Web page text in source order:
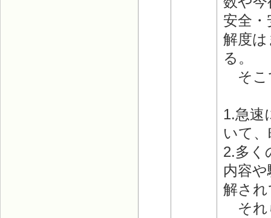
安全
解度
る。
そこ
1.急速
いて
2.多く
内容
解さ
それ